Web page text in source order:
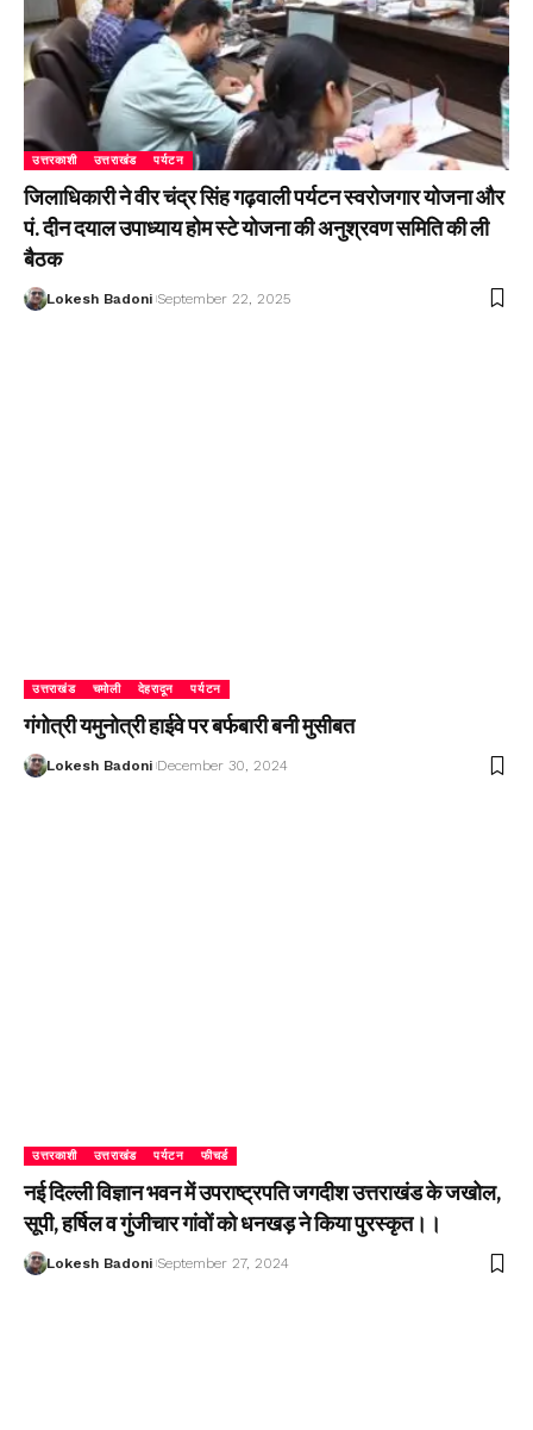
उत्तरकाशी उत्तराखंड पर्यटन
जिलाधिकारी ने वीर चंद्र सिंह गढ़वाली पर्यटन स्वरोजगार योजना और
पं. दीन दयाल उपाध्याय होम स्टे योजना की अनुश्रवण समिति की ली
बैठक
Lokesh Badoni September 22, 2025
उत्तराखंड चमोली देहरादून पर्यटन
गंगोत्री यमुनोत्री हाईवे पर बर्फबारी बनी मुसीबत
Lokesh Badoni December 30, 2024
उत्तरकाशी उत्तराखंड पर्यटन फीचर्ड
नई दिल्ली विज्ञान भवन में उपराष्ट्रपति जगदीश उत्तराखंड के जखोल,
सूपी, हर्षिल व गुंजीचार गांवों को धनखड़ ने किया पुरस्कृत।।
Lokesh Badoni September 27, 2024